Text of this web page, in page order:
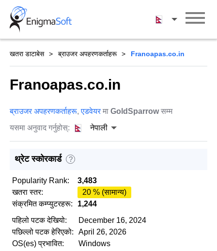
Skip
content
नेपाली
खतरा डाटाबेस ब्राउजर अपहरणकर्ताहरू Franoapas.co.in
Franoapas.co.in
ब्राउजर अपहरणकर्ताहरू,एडवेयर मा GoldSparrowसम्म
यसमा अनुवाद गर्नुहोस्:
नेपाली
थ्रेट स्कोरकार्ड ?
Popularity Rank:
3,483
खतरा स्तर:
20 % (सामान्य)
संक्रमित कम्प्युटरहरू:
1,244
पहिलो पटक देखियो:
December 16, 2024
पछिल्लो पटक हेरिएको:
April 26, 2026
OS(es) प्रभावित:
Windows